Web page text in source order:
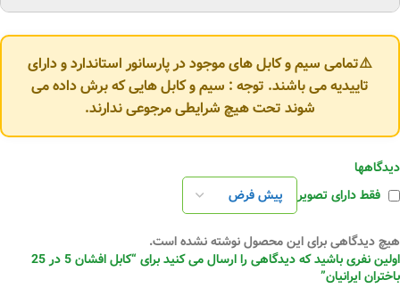
⚠️تمامی سیم و کابل های موجود در پارسانور استاندارد و دارای
تاییدیه می باشند. توجه : سیم و کابل هایی که برش داده می
شوند تحت هیچ شرایطی مرجوعی ندارند.
دیدگاهها
فقط دارای تصویر
هیچ دیدگاهی برای این محصول نوشته نشده است.
اولین نفری باشید که دیدگاهی را ارسال می کنید برای “کابل افشان 5 در 25
باختران ایرانیان”